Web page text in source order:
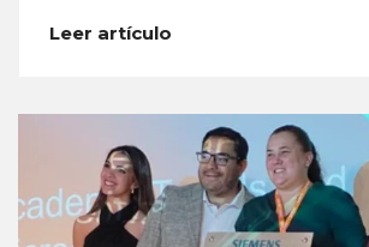
Leer artículo